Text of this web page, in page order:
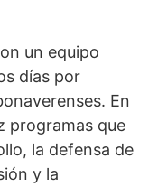
un equipo
días por
En
programas que
la defensa de
y la